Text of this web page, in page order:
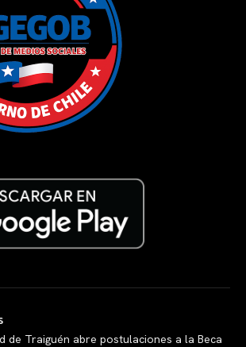
de Traiguén abre postulaciones a la Beca